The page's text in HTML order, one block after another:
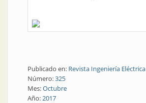
Publicado en: Revista Ingeniería Eléctrica
Número:325
Mes:Octubre
Año:2017